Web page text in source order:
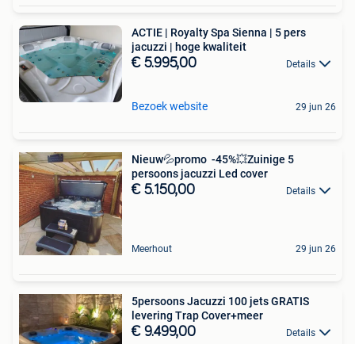
ACTIE | Royalty Spa Sienna | 5 pers
jacuzzi | hoge kwaliteit
€ 5.995,00 Details
Bezoek website 29 jun 26
Nieuw💦promo -45%💥Zuinige 5
persoons jacuzzi Led cover
€ 5.150,00 Details
Meerhout 29 jun 26
5persoons Jacuzzi 100 jets GRATIS
levering Trap Cover+meer
€ 9.499,00 Details